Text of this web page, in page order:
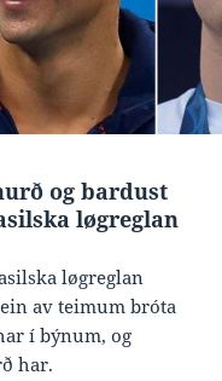
og bardust
løgreglan
løgreglan
av teimum bróta
í býnum, og
har.